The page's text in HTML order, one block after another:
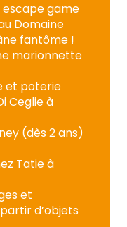
game
Domaine
fantôme !
marionnette
et poterie
Ceglie à
(dès 2 ans)
Tatie à
et
d’objets